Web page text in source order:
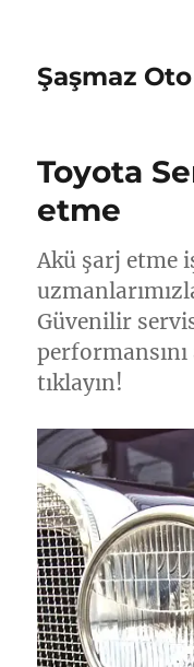
Şaşmaz
Toyota
etme
Akü şarj etme
Güvenilir
tıklayın!